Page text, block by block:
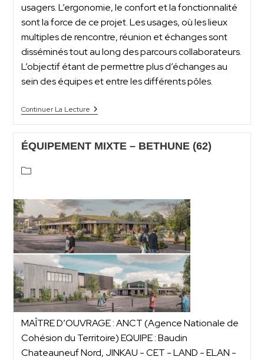
usagers. L’ergonomie, le confort et la fonctionnalité
sont la force de ce projet. Les usages, où les lieux
multiples de rencontre, réunion et échanges sont
disséminés tout au long des parcours collaborateurs.
L’objectif étant de permettre plus d’échanges au
sein des équipes et entre les différents pôles.
Continuer La Lecture
ÉQUIPEMENT MIXTE – BETHUNE (62)
MAÎTRE D’OUVRAGE : ANCT (Agence Nationale de
Cohésion du Territoire) EQUIPE : Baudin
Chateauneuf Nord, JINKAU - CET - LAND - ELAN -